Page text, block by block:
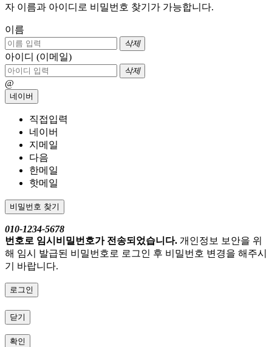
자 이름과 아이디로 비밀번호 찾기가 가능합니다.
이름
삭제
아이디 (이메일)
삭제
@
네이버
직접입력
네이버
지메일
다음
한메일
핫메일
비밀번호 찾기
010-1234-5678
번호로 임시비밀번호가 전송되었습니다. 개인정보 보안을 위
해 임시 발급된 비밀번호로 로그인 후 비밀번호 변경을 해주시
기 바랍니다.
로그인
닫기
확인